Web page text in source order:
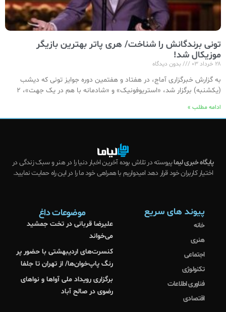
تونی برندگانش را شناخت/ هری پاتر بهترین بازیگر
موزیکال شد!
۲۸ خرداد ۰۳ بدون دیدگاه
به گزارش خبرگزاری آماج، در هفتاد و هفتمین دوره جوایز تونی که دیشب
(یکشنبه) برگزار شد، «استریوفونیک» و «شادمانه با هم در یک جهت»، ۲
ادامه مطلب »
پایگاه خبری لیماپیوسته در تلاش بوده آخرین اخبار دنیا را در هنر و سبک زندگی در
اختیار کاربران خود قرار دهد امیدواریم با همراهی خود ما را در این راه حمایت نمایید.
پیوند های سریع
خانه
هنری
اجتماعی
تکنولوژی
فناوری اطلاعات
اقتصادی
موضوعات داغ
علیرضا قربانی در تخت جمشید
می‌خواند
کنسرت‌های اردیبهشتی با حضور پر
رنگ پاپ‌خوان‌ها/ از تهران تا جلفا
برگزاری رویداد ملی آواها و نواهای
رضوی در صالح آباد